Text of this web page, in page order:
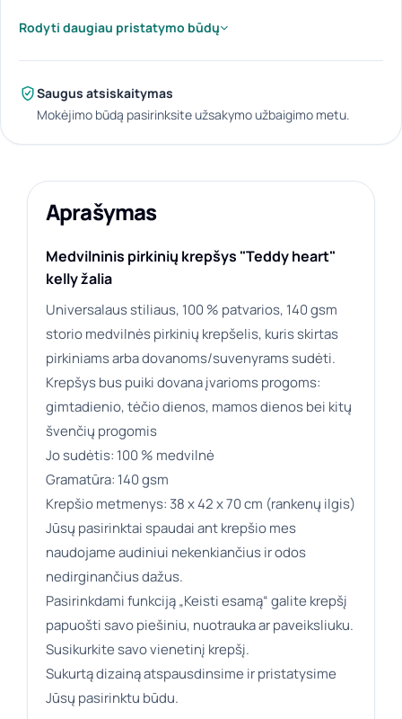
Rodyti daugiau pristatymo būdų
Saugus atsiskaitymas
Mokėjimo būdą pasirinksite užsakymo užbaigimo metu.
Aprašymas
Medvilninis pirkinių krepšys "Teddy heart"
kelly žalia
Universalaus stiliaus, 100 % patvarios, 140 gsm
storio medvilnės pirkinių krepšelis, kuris skirtas
pirkiniams arba dovanoms/suvenyrams sudėti.
Krepšys bus puiki dovana įvarioms progoms:
gimtadienio, tėčio dienos, mamos dienos bei kitų
švenčių progomis
Jo sudėtis: 100 % medvilnė
Gramatūra: 140 gsm
Krepšio metmenys: 38 x 42 x 70 cm (rankenų ilgis)
Jūsų pasirinktai spaudai ant krepšio mes
naudojame audiniui nekenkiančius ir odos
nedirginančius dažus.
Pasirinkdami funkciją „Keisti esamą“ galite krepšį
papuošti savo piešiniu, nuotrauka ar paveiksliuku.
Susikurkite savo vienetinį krepšį.
Sukurtą dizainą atspausdinsime ir pristatysime
Jūsų pasirinktu būdu.